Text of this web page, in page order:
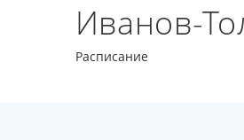
Иванов-
Расписание